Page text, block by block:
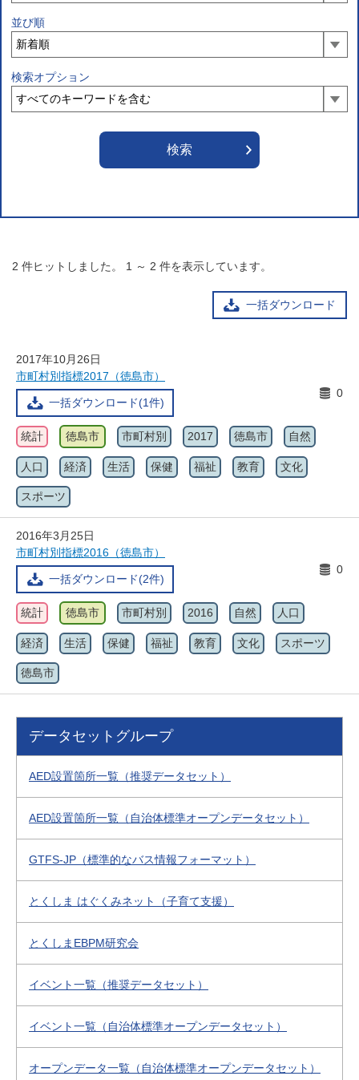
並び順
検索オプション
2 件ヒットしました。 1 ～ 2 件を表示しています。
一括ダウンロード
2017年10月26日
市町村別指標2017（徳島市）
一括ダウンロード(1件)
0
統計 徳島市 市町村別 2017 徳島市 自然
人口 経済 生活 保健 福祉 教育 文化
スポーツ
2016年3月25日
市町村別指標2016（徳島市）
一括ダウンロード(2件)
0
統計 徳島市 市町村別 2016 自然 人口
経済 生活 保健 福祉 教育 文化 スポーツ
徳島市
データセットグループ
AED設置箇所一覧（推奨データセット）
AED設置箇所一覧（自治体標準オープンデータセット）
GTFS-JP（標準的なバス情報フォーマット）
とくしま はぐくみネット（子育て支援）
とくしまEBPM研究会
イベント一覧（推奨データセット）
イベント一覧（自治体標準オープンデータセット）
オープンデータ一覧（自治体標準オープンデータセット）